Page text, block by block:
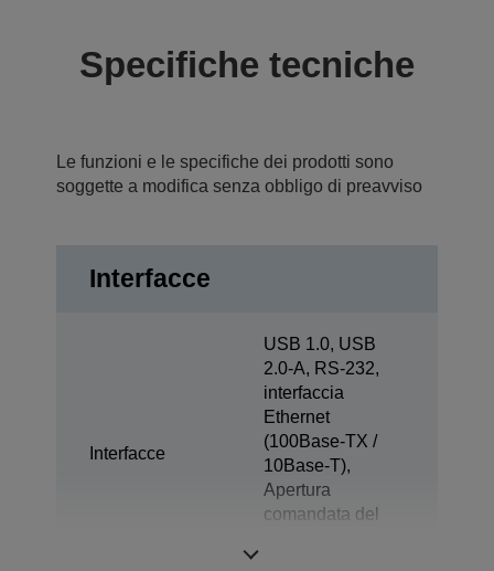
Specifiche tecniche
Le funzioni e le specifiche dei prodotti sono
soggette a modifica senza obbligo di preavviso
Interfacce
Interfacce
USB 1.0, USB
2.0-A, RS-232,
interfaccia
Ethernet
(100Base-TX /
10Base-T),
Apertura
comandata del